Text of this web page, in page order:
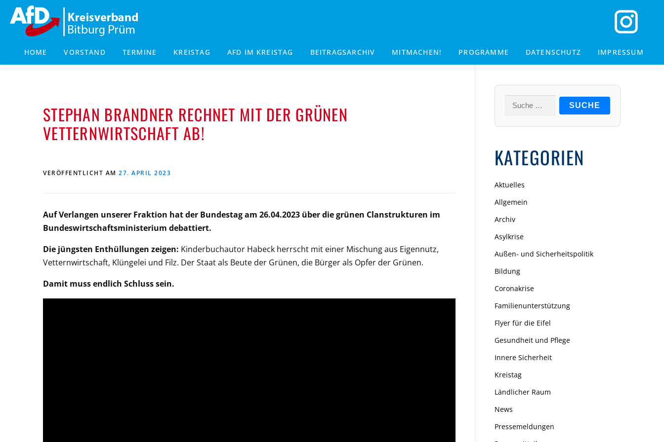
Zum
Inhalt
springen
HOME VORSTAND TERMINE KREISTAG AFD IM KREISTAG BEITRAGSARCHIV MITMACHEN! PROGRAMME DATENSCHUTZ IMPRESSUM
STEPHAN BRANDNER RECHNET MIT DER GRÜNEN
VETTERNWIRTSCHAFT AB!
VERÖFFENTLICHT AM 27. APRIL 2023
Auf Verlangen unserer Fraktion hat der Bundestag am 26.04.2023 über die grünen Clanstrukturen im
Bundeswirtschaftsministerium debattiert.
Die jüngsten Enthüllungen zeigen: Kinderbuchautor Habeck herrscht mit einer Mischung aus Eigennutz,
Vetternwirtschaft, Klüngelei und Filz. Der Staat als Beute der Grünen, die Bürger als Opfer der Grünen.
Damit muss endlich Schluss sein.
Suche
KATEGORIEN
Aktuelles
Allgemein
Archiv
Asylkrise
Außen- und Sicherheitspolitik
Bildung
Coronakrise
Familienunterstützung
Flyer für die Eifel
Gesundheit und Pflege
Innere Sicherheit
Kreistag
Ländlicher Raum
News
Pressemeldungen